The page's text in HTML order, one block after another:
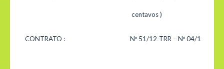
centavos )
CONTRATO : Nº 51/12-TRR – Nº 04/12–EM